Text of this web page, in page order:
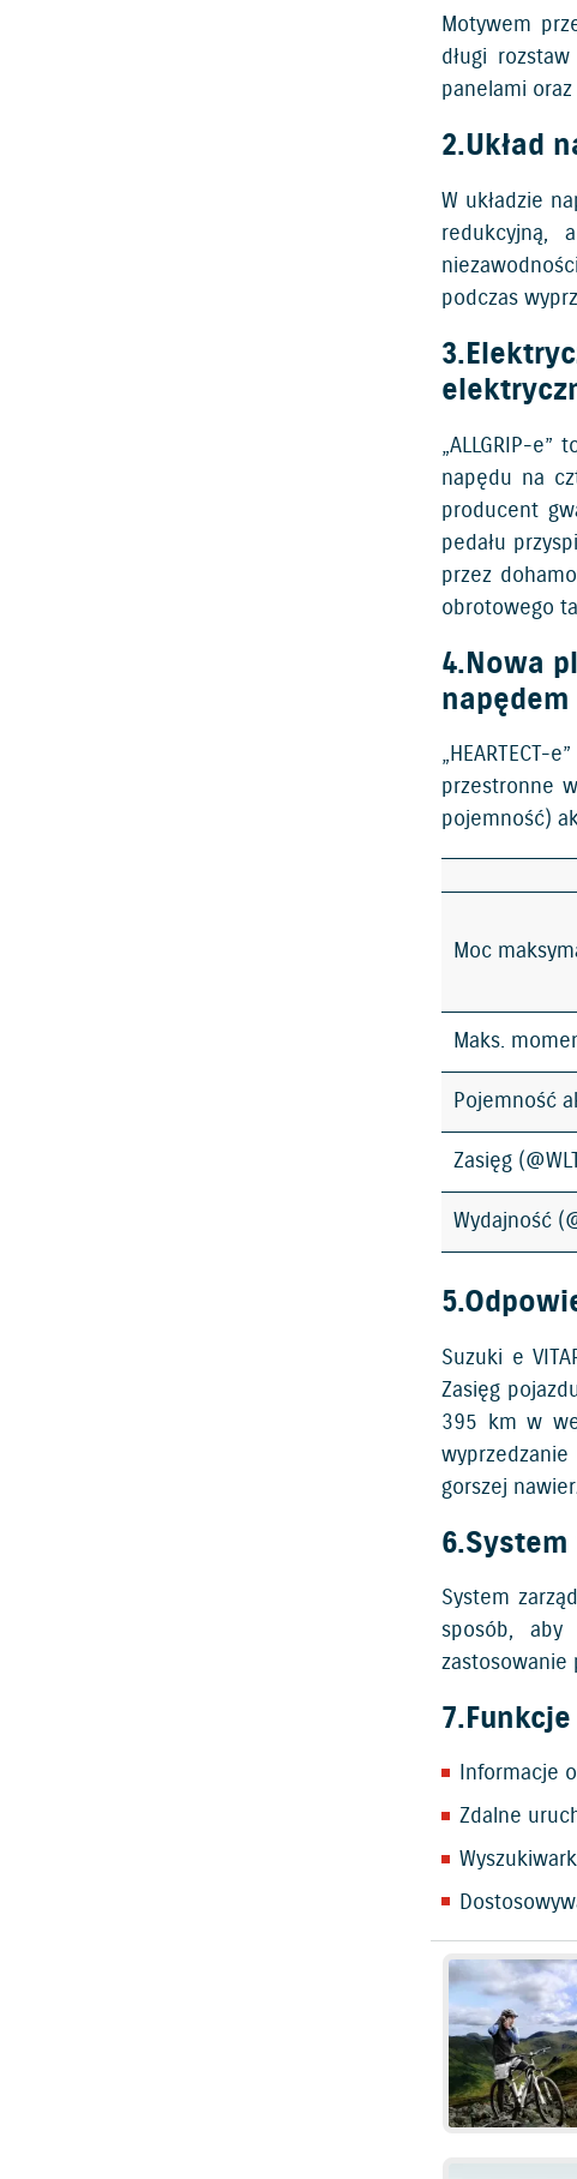
Motywem
długi
panelami
2.Układ
W układzie
redukcyjną,
podczas
„ALLGRIP-
napędu na
producent
pedału
przez
obrotowego
4.Nowa
przestronne
pojemność)
Moc
Maks.
Pojemność
Zasięg
Wydajność
Suzuki e
Zasięg
395 km w
gorszej
System
sposób, aby
zastosowanie
Informacje
Zdalne